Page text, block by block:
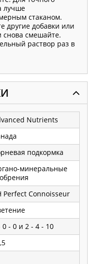
лучше
стаканом.
другие добавки или
снова смешайте.
раствор раз в
Nutrients
подкормка
минеральные
Perfect Connoisseur
0 - 0 и 2 - 4 - 10